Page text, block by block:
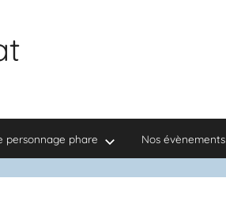
personnage phare Nos évènements